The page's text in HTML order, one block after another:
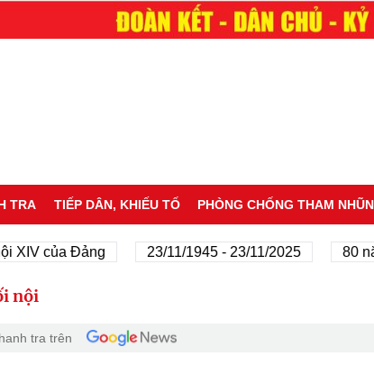
TRA TIẾP DÂN, KHIẾU TỐ PHÒNG CHỐNG THAM
Đảng 23/11/1945 - 23/11/2025 80 năm
nội
tra trên